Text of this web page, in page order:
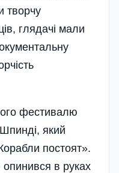
творчу
глядачі мали
фестивалю
який
постоят».
в руках